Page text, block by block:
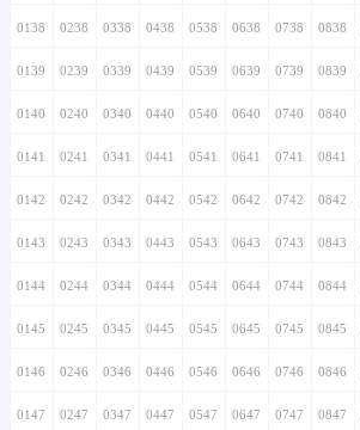
0138 0238 0338 0438 0538 0638 0738 0838
0139 0239 0339 0439 0539 0639 0739 0839
0140 0240 0340 0440 0540 0640 0740 0840
0141 0241 0341 0441 0541 0641 0741 0841
0142 0242 0342 0442 0542 0642 0742 0842
0143 0243 0343 0443 0543 0643 0743 0843
0144 0244 0344 0444 0544 0644 0744 0844
0145 0245 0345 0445 0545 0645 0745 0845
0146 0246 0346 0446 0546 0646 0746 0846
0147 0247 0347 0447 0547 0647 0747 0847